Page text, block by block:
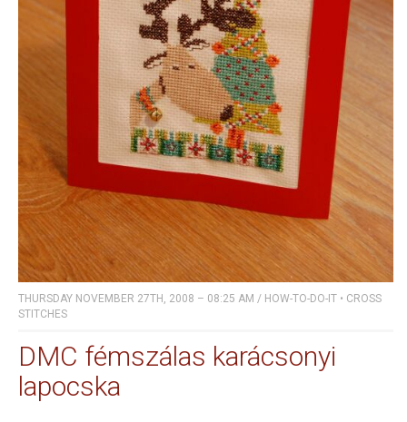
THURSDAY NOVEMBER 27TH, 2008 – 08:25 AM / HOW-TO-DO-IT • CROSS
STITCHES
DMC fémszálas karácsonyi
lapocska